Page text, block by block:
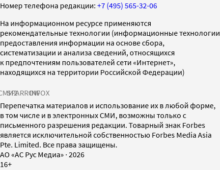
Номер телефона редакции: +7 (495) 565-32-06
На информационном ресурсе применяются
рекомендательные технологии (информационные технологии
предоставления информации на основе сбора,
систематизации и анализа сведений, относящихся
к предпочтениям пользователей сети «Интернет»,
находящихся на территории Российской Федерации)
SPARROWINFOX
Перепечатка материалов и использование их в любой форме,
в том числе и в электронных СМИ, возможны только с
письменного разрешения редакции. Товарный знак Forbes
является исключительной собственностью Forbes Media Asia
Pte. Limited. Все права защищены.
AO «АС Рус Медиа» · 2026
16+